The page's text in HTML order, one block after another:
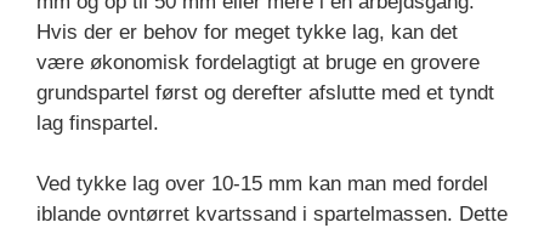
Hvis der er behov for meget tykke lag, kan det
være økonomisk fordelagtigt at bruge en grovere
grundspartel først og derefter afslutte med et tyndt
lag finspartel.
Ved tykke lag over 10-15 mm kan man med fordel
iblande ovntørret kvartssand i spartelmassen. Dette